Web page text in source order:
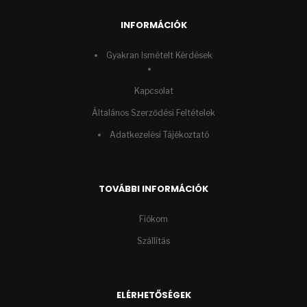
INFORMÁCIÓK
Gyakran Ismételt Kérdések
Kapcsolat
Általános Szerződési Feltételek
Adatkezelési Tájékoztató
TOVÁBBI INFORMÁCIÓK
Fiókom
Szállítás
ELÉRHETŐSÉGEK